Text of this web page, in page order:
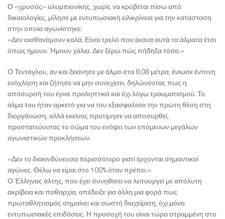
Ο «χρυσός» ολυμπιονίκης, χωρίς να κρύβεται πίσω από
δικαιολογίες, μίλησε με εντυπωσιακή ειλικρίνεια για την κατάσταση
στην οποία αγωνίστηκε:
«Δεν αισθανόμουν καλά. Είναι τρελό που έκανα αυτά τα άλματα έτσι
όπως ήμουν. Ήμουν χάλια. Δεν ξέρω πώς πήδηξα τόσο.»
Ο Τεντόγλου, αν και ξεκίνησε με άλμα στα 8,08 μέτρα, ένιωσε έντονη
ενόχληση και ζήτησε να μην συνεχίσει, δηλώνοντας πως η
απόσυρσή του έγινε προληπτικά και όχι λόγω τραυματισμού. Το
άλμα του ήταν αρκετό για να του εξασφαλίσει την πρώτη θέση στη
διοργάνωση, αλλά εκείνος προτίμησε να αποσυρθεί,
προστατεύοντας το σώμα του ενόψει των επόμενων μεγάλων
αγωνιστικών προκλήσεων.
«Δεν το διακινδύνευσα περισσότερο γιατί έρχονται σημαντικοί
αγώνες. Θέλω να είμαι στο 100% όταν πρέπει.»
Ο Έλληνας άλτης, που έχει συνηθίσει να λειτουργεί με απόλυτη
ακρίβεια και πειθαρχία, απέδειξε για άλλη μια φορά πως
πρωταθλητισμός σημαίνει και σωστή διαχείριση, όχι μόνο
εντυπωσιακές επιδόσεις. Η προσοχή του είναι τώρα στραμμένη στο